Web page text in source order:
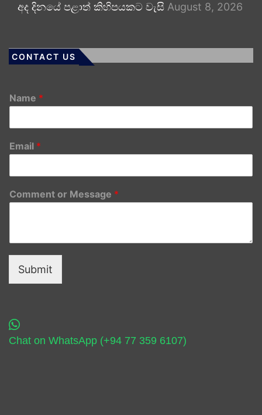
අද දිනයේ පළාත් කිහිපයකට වැසි August 8, 2026
CONTACT US
Name *
Email *
Comment or Message *
Submit
Chat on WhatsApp (+94 77 359 6107)